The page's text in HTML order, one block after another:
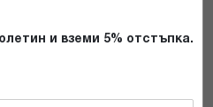
и вземи 5% отстъпка.